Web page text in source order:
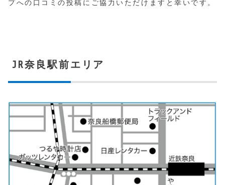
プへの口コミの投稿にご協力いただけますと幸いです。
JR奈良駅前エリア